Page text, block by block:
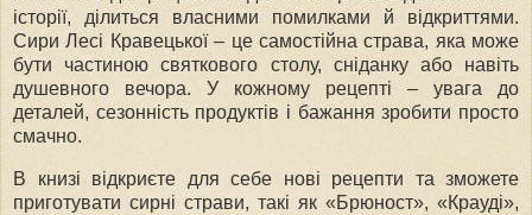
історії, ділиться власними помилками й відкриттями.
Сири Лесі Кравецької – це самостійна страва, яка може
бути частиною святкового столу, сніданку або навіть
душевного вечора. У кожному рецепті – увага до
деталей, сезонність продуктів і бажання зробити просто
смачно.
В книзі відкриєте для себе нові рецепти та зможете
приготувати сирні страви, такі як «Брюност», «Крауді»,